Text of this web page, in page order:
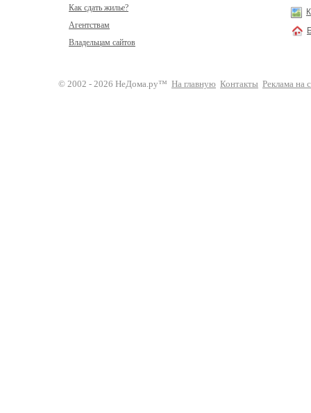
Как сдать жилье?
Агентствам
Владельцам сайтов
© 2002 - 2026 НеДома.ру™ На главную Контакты Реклама на